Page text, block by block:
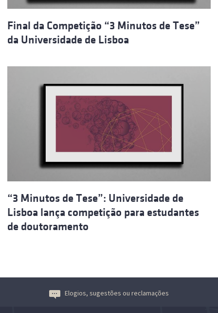
Final da Competição “3 Minutos de Tese”
da Universidade de Lisboa
“3 Minutos de Tese”: Universidade de
Lisboa lança competição para estudantes
de doutoramento
Elogios, sugestões ou reclamações